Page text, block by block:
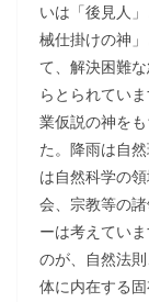
いは「後見人
械仕掛けの神
て、解決困難
らとられてい
業仮説の神を
た。降雨は自
は自然科学の
会、宗教等の
ーは考えてい
のが、自然法
体に内在する